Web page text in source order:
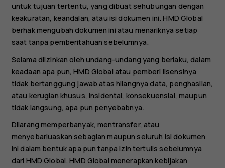
untuk tujuan tertentu, yang dibuat sehubungan dengan
keakuratan, keandalan, atau isi dokumen ini. HMD Global
berhak mengubah dokumen ini atau menariknya setiap
saat tanpa pemberitahuan sebelumnya.
Selama diizinkan oleh undang-undang yang berlaku, dalam
keadaan apa pun, HMD Global atau pemberi lisensinya
tidak bertanggung jawab atas hilangnya data, penghasilan,
atau kerugian khusus, insidental, konsekuensial, maupun
tidak langsung, apa pun penyebabnya.
Dilarang memperbanyak, mentransfer, atau
menyebarluaskan sebagian maupun seluruh isi dokumen
ini dalam bentuk apa pun tanpa izin tertulis sebelumnya
dari HMD Global. HMD Global menerapkan kebijakan